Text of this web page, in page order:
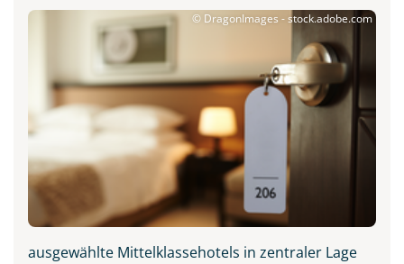
© DragonImages - stock.adobe.com
ausgewählte Mittelklassehotels in zentraler Lage